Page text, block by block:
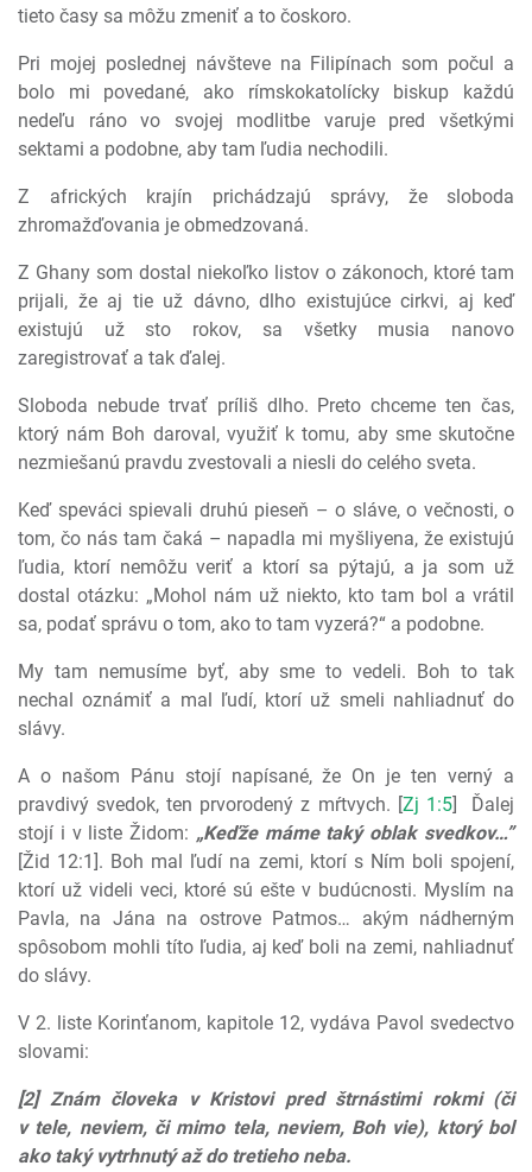
tieto časy sa môžu zmeniť a to čoskoro.
Pri mojej poslednej návšteve na Filipínach som počul a
bolo mi povedané, ako rímskokatolícky biskup každú
nedeľu ráno vo svojej modlitbe varuje pred všetkými
sektami a podobne, aby tam ľudia nechodili.
Z afrických krajín prichádzajú správy, že sloboda
zhromažďovania je obmedzovaná.
Z Ghany som dostal niekoľko listov o zákonoch, ktoré tam
prijali, že aj tie už dávno, dlho existujúce cirkvi, aj keď
existujú už sto rokov, sa všetky musia nanovo
zaregistrovať a tak ďalej.
Sloboda nebude trvať príliš dlho. Preto chceme ten čas,
ktorý nám Boh daroval, využiť k tomu, aby sme skutočne
nezmiešanú pravdu zvestovali a niesli do celého sveta.
Keď speváci spievali druhú pieseň – o sláve, o večnosti, o
tom, čo nás tam čaká – napadla mi myšliyena, že existujú
ľudia, ktorí nemôžu veriť a ktorí sa pýtajú, a ja som už
dostal otázku: „Mohol nám už niekto, kto tam bol a vrátil
sa, podať správu o tom, ako to tam vyzerá?“ a podobne.
My tam nemusíme byť, aby sme to vedeli. Boh to tak
nechal oznámiť a mal ľudí, ktorí už smeli nahliadnuť do
slávy.
A o našom Pánu stojí napísané, že On je ten verný a
pravdivý svedok, ten prvorodený z mŕtvych. [Zj 1:5]
Ďalej
stojí i v liste Židom: „Keďže máme taký oblak svedkov…”
[Žid 12:1]. Boh mal ľudí na zemi, ktorí s Ním boli spojení,
ktorí už videli veci, ktoré sú ešte v budúcnosti. Myslím na
Pavla, na Jána na ostrove Patmos… akým nádherným
spôsobom mohli títo ľudia, aj keď boli na zemi, nahliadnuť
do slávy.
V 2. liste Korinťanom, kapitole 12, vydáva Pavol svedectvo
slovami:
[2] Znám človeka v Kristovi pred štrnástimi rokmi (či
v tele, neviem, či mimo tela, neviem, Boh vie), ktorý bol
ako taký vytrhnutý až do tretieho neba.